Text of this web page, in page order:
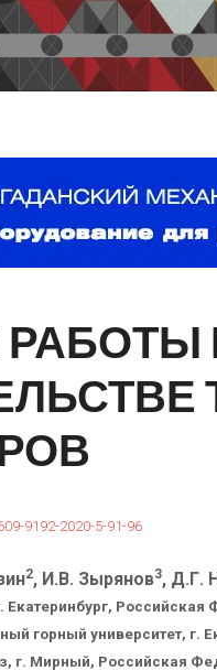
РАБОТЫ
9192-2020-5-91-96
2, И.В. Зырянов3, Д.Г.
Российская
горный университет, г.
г. Мирный, Российская